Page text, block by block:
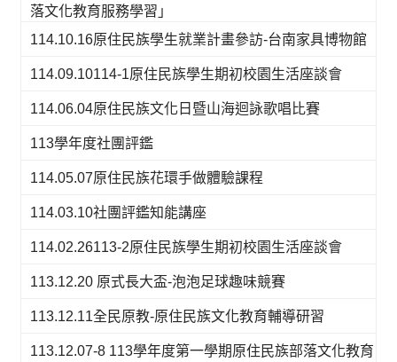
落文化教育服務學習」
114.10.16原住民族學生就業計畫參訪-台南家具博物館
114.09.10114-1原住民族學生期初校園生活座談會
114.06.04原住民族文化日暨山海迴詠歌唱比賽
113學年度社團評鑑
114.05.07原住民族花環手做體驗課程
114.03.10社團評鑑知能講座
114.02.26113-2原住民族學生期初校園生活座談會
113.12.20 原式長大盃-泡泡足球趣味競賽
113.12.11全民原教-原住民族文化教育輔導研習
113.12.07-8 113學年度第一學期原住民族部落文化教育